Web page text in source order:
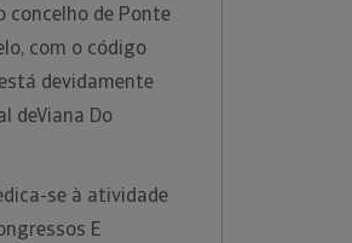
concelho de Ponte
com o código
devidamente
deViana Do
se à atividade
E